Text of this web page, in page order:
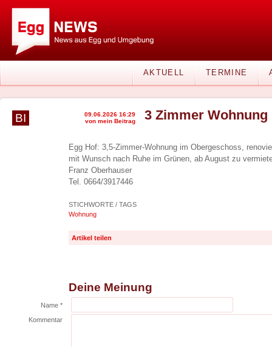
AKTUELL TERMINE
BI
09.06.2026 16:29
von mein Beitrag
3 Zimmer
Egg Hof: 3,5-Zimmer-Wohnung im Obergeschoss,
mit Wunsch nach Ruhe im Grünen, ab August zu
Franz Oberhauser
Tel. 0664/3917446
STICHWORTE / TAGS
Wohnung
Artikel teilen
Deine Meinung
Name *
Kommentar